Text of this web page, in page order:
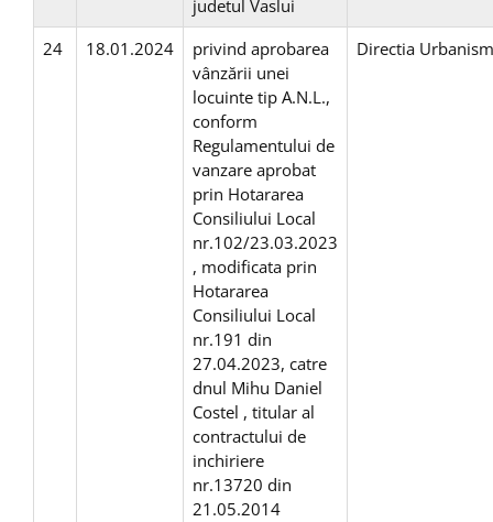
judetul Vaslui
24
18.01.2024
privind aprobarea
vânzării unei
locuinte tip A.N.L.,
conform
Regulamentului de
vanzare aprobat
prin Hotararea
Consiliului Local
nr.102/23.03.2023
, modificata prin
Hotararea
Consiliului Local
nr.191 din
27.04.2023, catre
dnul Mihu Daniel
Costel , titular al
contractului de
inchiriere
nr.13720 din
21.05.2014
Directia Urbanism